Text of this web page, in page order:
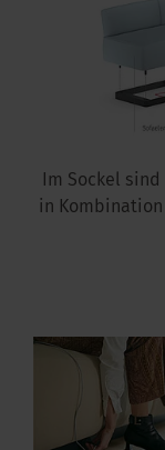
Im Sockel
in